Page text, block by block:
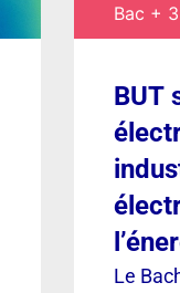
Bac + 3
BUT
Le